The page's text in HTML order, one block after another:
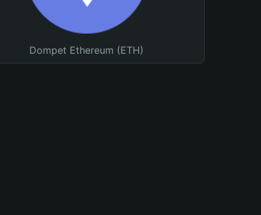
Dompet Ethereum (ETH)